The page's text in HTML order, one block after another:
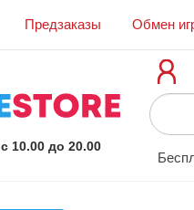
Предзаказы Обмен
с 10.00 до 20.00